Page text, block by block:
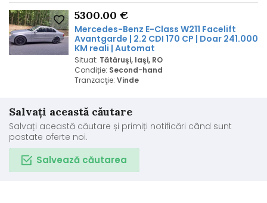
5300.00 €
Mercedes-Benz E-Class W211 Facelift
Avantgarde | 2.2 CDI 170 CP | Doar 241.000
KM reali | Automat
Situat: Tătăruşi, Iaşi, RO
Condiție: Second-hand
Tranzacţie: Vinde
Salvați această căutare
Salvați această căutare și primiți notificări când sunt
postate oferte noi.
Salvează căutarea